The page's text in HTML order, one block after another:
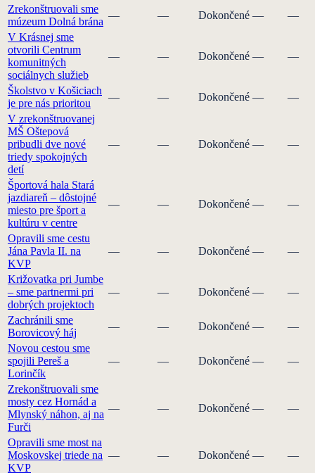
Zrekonštruovali sme
múzeum Dolná brána
— — Dokončené —
—
V Krásnej sme
otvorili Centrum
komunitných
sociálnych služieb
— — Dokončené — —
Školstvo v Košiciach
je pre nás prioritou
— — Dokončené —
—
V zrekonštruovanej
MŠ Oštepová
pribudli dve nové
triedy spokojných
detí
— — Dokončené — —
Športová hala Stará
jazdiareň – dôstojné
miesto pre šport a
kultúru v centre
— — Dokončené — —
Opravili sme cestu
Jána Pavla II. na
KVP
— — Dokončené — —
Križovatka pri Jumbe
– sme partnermi pri
dobrých projektoch
— — Dokončené — —
Zachránili sme
Borovicový háj
— — Dokončené —
—
Novou cestou sme
spojili Pereš a
Lorinčík
— — Dokončené — —
Zrekonštruovali sme
mosty cez Hornád a
Mlynský náhon, aj na
Furči
— — Dokončené — —
Opravili sme most na
Moskovskej triede na
KVP
— — Dokončené — —